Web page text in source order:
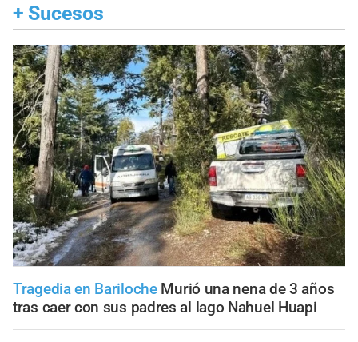
+ Sucesos
Tragedia en Bariloche Murió una nena de 3 años
tras caer con sus padres al lago Nahuel Huapi